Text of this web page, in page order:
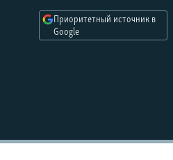
СЕВЕР.РЕАЛИИ
СИБИРЬ.РЕАЛИИ
Приоритетный источник в
Google